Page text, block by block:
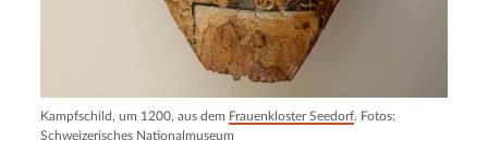
Kampfschild, um 1200, aus dem Frauenkloster Seedorf. Fotos:
Schweizerisches Nationalmuseum